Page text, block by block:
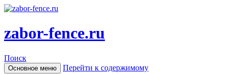
zabor-fence.ru
Поиск
Основное меню Перейти к содержимому